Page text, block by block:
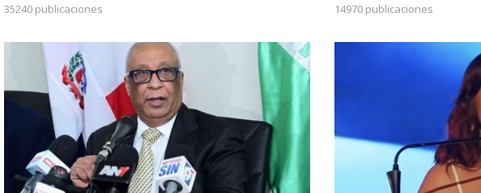
35240 publicaciones 14970 publicaciones